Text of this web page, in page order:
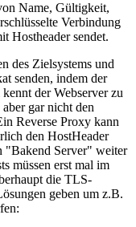
Name, Gültigkeit,
Verbindung
Hostheader sendet.
des Zielsystems und
senden, indem der
der Webserver zu
gar nicht den
Reverse Proxy kann
den HostHeader
"Bakend Server" weiter
müssen erst mal im
die TLS-
geben um z.B.